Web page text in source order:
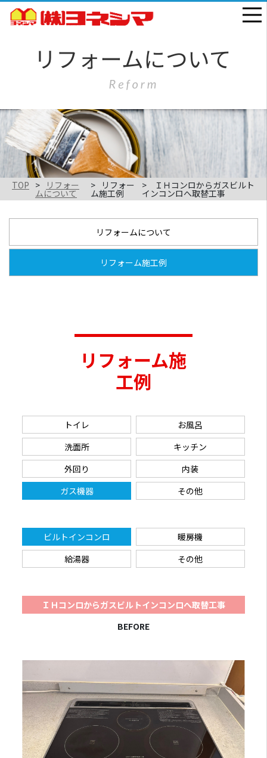
TOP リフォー
ムについて
リフォー
ム施工例
ＩＨコンロからガスビルト
インコンロへ取替工事
リフォームについて
リフォーム施工例
リフォーム施
工例
トイレ
お風呂
洗面所
キッチン
外回り
内装
ガス機器
その他
ビルトインコンロ
暖房機
給湯器
その他
ＩＨコンロからガスビルトインコンロへ取替工事